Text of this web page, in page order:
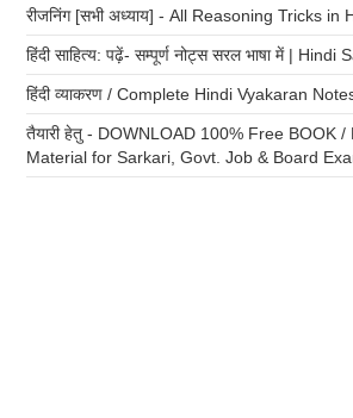
रीजनिंग [सभी अध्याय] - All Reasoning Tricks in
हिंदी साहित्य: पढ़ें- सम्पूर्ण नोट्स सरल भाषा में |
हिंदी व्याकरण / Complete Hindi Vyakaran
तैयारी हेतु - DOWNLOAD 100% Free BOOK
Material for Sarkari, Govt. Job & Board